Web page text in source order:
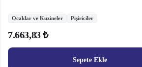
Ocaklar ve Kuzineler Pişiriciler
7.663,83 ₺
Sepete Ekle